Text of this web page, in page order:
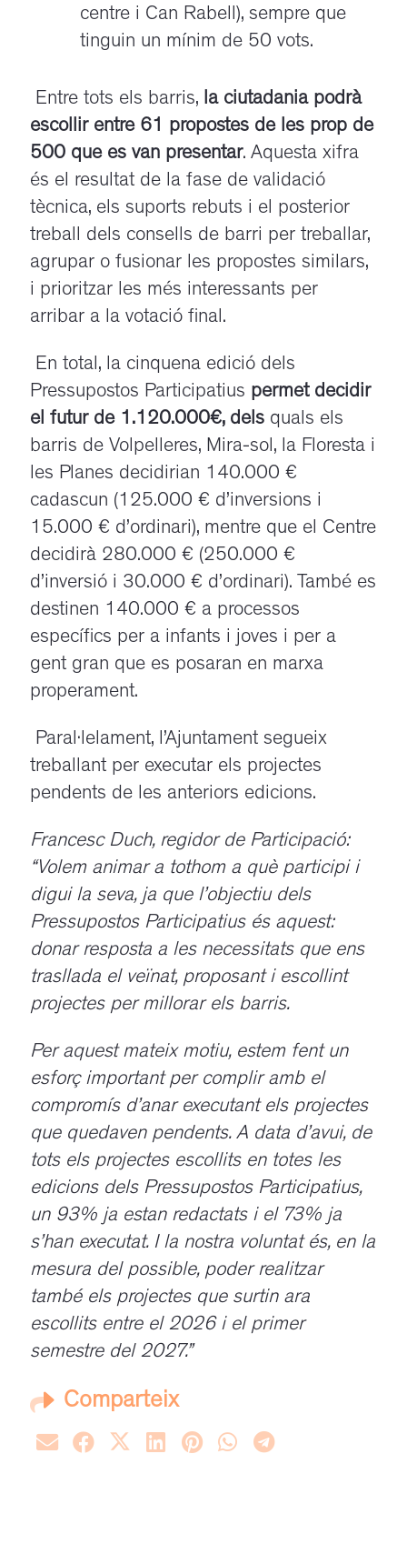
centre i Can Rabell), sempre que
tinguin un mínim de 50 vots.
Entre tots els barris, la ciutadania podrà
escollir entre 61 propostes de les prop de
500 que es van presentar. Aquesta xifra
és el resultat de la fase de validació
tècnica, els suports rebuts i el posterior
treball dels consells de barri per treballar,
agrupar o fusionar les propostes similars,
i prioritzar les més interessants per
arribar a la votació final.
En total, la cinquena edició dels
Pressupostos Participatius permet decidir
el futur de 1.120.000€, dels quals els
barris de Volpelleres, Mira-sol, la Floresta i
les Planes decidirian 140.000 €
cadascun (125.000 € d’inversions i
15.000 € d’ordinari), mentre que el Centre
decidirà 280.000 € (250.000 €
d’inversió i 30.000 € d’ordinari). També es
destinen 140.000 € a processos
específics per a infants i joves i per a
gent gran que es posaran en marxa
properament.
Paral·lelament, l’Ajuntament segueix
treballant per executar els projectes
pendents de les anteriors edicions.
Francesc Duch, regidor de Participació:
“Volem animar a tothom a què participi i
digui la seva, ja que l’objectiu dels
Pressupostos Participatius és aquest:
donar resposta a les necessitats que ens
trasllada el veïnat, proposant i escollint
projectes per millorar els barris.
Per aquest mateix motiu, estem fent un
esforç important per complir amb el
compromís d’anar executant els projectes
que quedaven pendents. A data d’avui, de
tots els projectes escollits en totes les
edicions dels Pressupostos Participatius,
un 93% ja estan redactats i el 73% ja
s’han executat. I la nostra voluntat és, en la
mesura del possible, poder realitzar
també els projectes que surtin ara
escollits entre el 2026 i el primer
semestre del 2027.”
Comparteix